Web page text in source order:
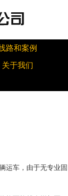
路和案例
关于我们
运车，由于无专业固